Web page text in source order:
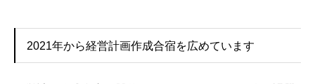
2021年から経営計画作成合宿を広めています